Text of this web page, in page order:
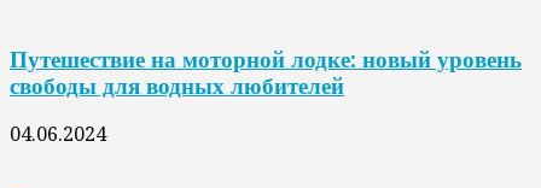
Путешествие на моторной лодке: новый уровень
свободы для водных любителей
04.06.2024